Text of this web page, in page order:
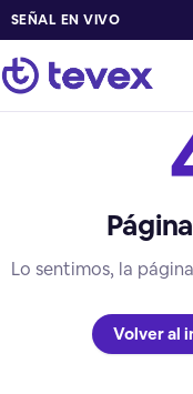
SEÑAL EN VIVO
Lo sentimos, la
Volver al